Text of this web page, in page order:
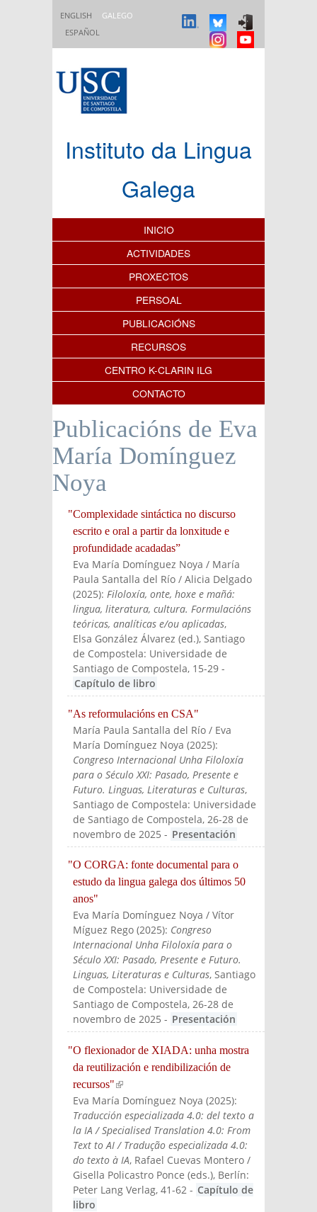
ENGLISH
GALEGO
ESPAÑOL
Instituto da Lingua
Galega
Índice de contidos
INICIO
ACTIVIDADES
PROXECTOS
PERSOAL
PUBLICACIÓNS
RECURSOS
CENTRO K-CLARIN ILG
CONTACTO
Publicacións de Eva
María Domínguez
Noya
"Complexidade sintáctica no discurso
escrito e oral a partir da lonxitude e
profundidade acadadas”
Eva María Domínguez Noya / María
Paula Santalla del Río / Alicia Delgado
(2025): Filoloxía, onte, hoxe e mañá:
lingua, literatura, cultura. Formulacións
teóricas, analíticas e/ou aplicadas,
Elsa González Álvarez (ed.), Santiago
de Compostela: Universidade de
Santiago de Compostela, 15-29 -
Capítulo de libro
"As reformulacións en CSA"
María Paula Santalla del Río / Eva
María Domínguez Noya (2025):
Congreso Internacional Unha Filoloxía
para o Século XXI: Pasado, Presente e
Futuro. Linguas, Literaturas e Culturas,
Santiago de Compostela: Universidade
de Santiago de Compostela, 26-28 de
novembro de 2025 - Presentación
"O CORGA: fonte documental para o
estudo da lingua galega dos últimos 50
anos"
Eva María Domínguez Noya / Vítor
Míguez Rego (2025): Congreso
Internacional Unha Filoloxía para o
Século XXI: Pasado, Presente e Futuro.
Linguas, Literaturas e Culturas, Santiago
de Compostela: Universidade de
Santiago de Compostela, 26-28 de
novembro de 2025 - Presentación
"O flexionador de XIADA: unha mostra
da reutilización e rendibilización de
recursos"(link is external)
Eva María Domínguez Noya (2025):
Traducción especializada 4.0: del texto a
la IA / Specialised Translation 4.0: From
Text to AI / Tradução especializada 4.0:
do texto à IA, Rafael Cuevas Montero /
Gisella Policastro Ponce (eds.), Berlín:
Peter Lang Verlag, 41-62 - Capítulo de
libro